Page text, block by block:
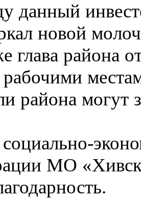
данный
новой
глава района
рабочими
района могут
МО